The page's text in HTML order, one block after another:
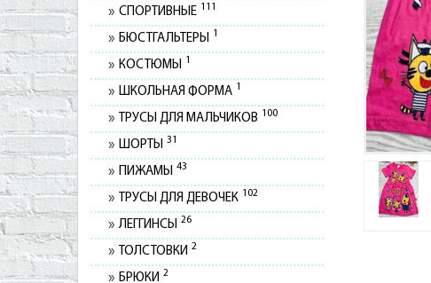
СПОРТИВНЫЕ 111
БЮСТГАЛЬТЕРЫ 1
КОСТЮМЫ 1
ШКОЛЬНАЯ ФОРМА 1
ТРУСЫ ДЛЯ МАЛЬЧИКОВ 100
ШОРТЫ 31
ПИЖАМЫ 43
ТРУСЫ ДЛЯ ДЕВОЧЕК 102
ЛЕГГИНСЫ 26
ТОЛСТОВКИ 2
БРЮКИ 2